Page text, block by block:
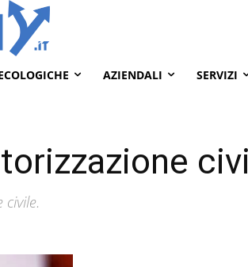
AZIENDALI SERVIZI